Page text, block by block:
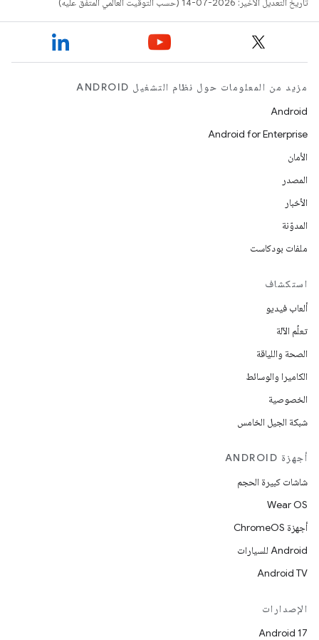
تاريخ التعديل الأخير: 2026-07-14 (حسب التوقيت العالمي المتفَّق عليه)
مزيد من المعلومات حول نظام التشغيل ANDROID
Android
Android for Enterprise
الأمان
المصدر
الأخبار
المدوّنة
ملفات بودكاست
استكشاف
ألعاب فيديو
تعلُم الآلة
الصحة واللياقة
الكاميرا والوسائط
الخصوصية
شبكة الجيل الخامس
أجهزة ANDROID
شاشات كبيرة الحجم
Wear OS
أجهزة ChromeOS
Android للسيارات
Android TV
الإصدارات
Android 17